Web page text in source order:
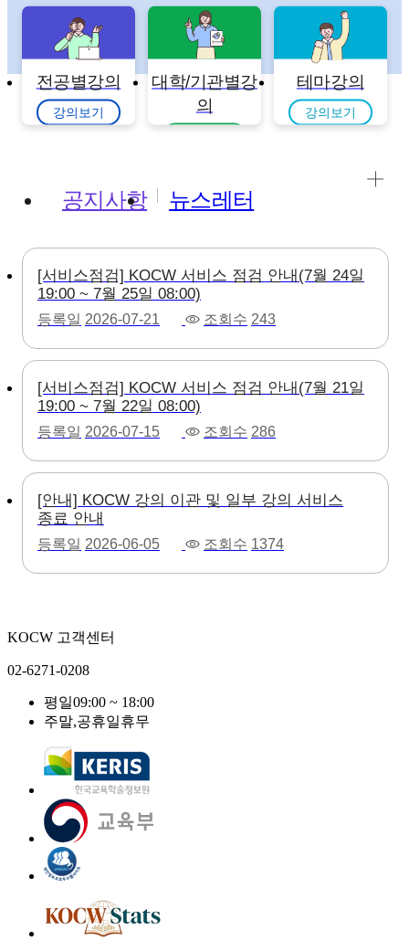
전공별강의
강의보기
대학/기관별강
의
테마강의
강의보기
공지사항 뉴스레터
[서비스점검] KOCW 서비스 점검 안내(7월 24일
19:00 ~ 7월 25일 08:00)
등록일 2026-07-21 조회수 243
[서비스점검] KOCW 서비스 점검 안내(7월 21일
19:00 ~ 7월 22일 08:00)
등록일 2026-07-15 조회수 286
[안내] KOCW 강의 이관 및 일부 강의 서비스
종료 안내
등록일 2026-06-05 조회수 1374
KOCW 고객센터
02-6271-0208
평일09:00 ~ 18:00
주말,공휴일휴무